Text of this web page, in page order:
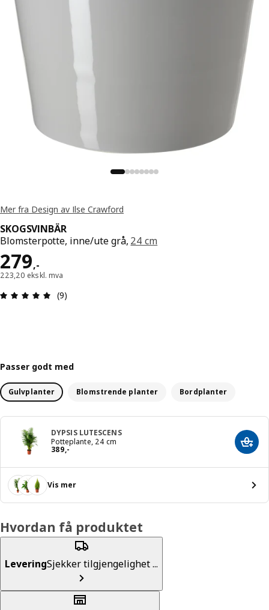
Mer fra Design av Ilse Crawford
SKOGSVINBÄR
Blomsterpotte, inne/ute grå, 24 cm
279,-
Pris 279,-
223,20 ekskl. mva
Produktomtale: 4.9 ingen kundevurdering 5
(9)
Passer godt med
Gulvplanter Blomstrende planter Bordplanter
DYPSIS LUTESCENS
Potteplante, 24 cm
389,-
Pris 389,- Legg
Vis mer
Hvordan få produktet
LeveringSjekker tilgjengelighet ...